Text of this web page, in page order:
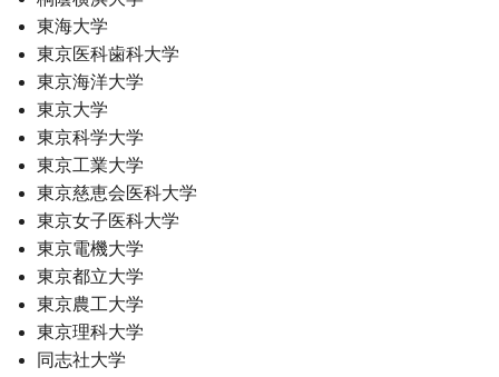
東海大学
東京医科歯科大学
東京海洋大学
東京大学
東京科学大学
東京工業大学
東京慈恵会医科大学
東京女子医科大学
東京電機大学
東京都立大学
東京農工大学
東京理科大学
同志社大学